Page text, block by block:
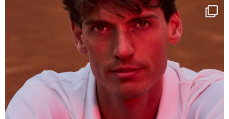
One last dance at home
This week at...
321
9